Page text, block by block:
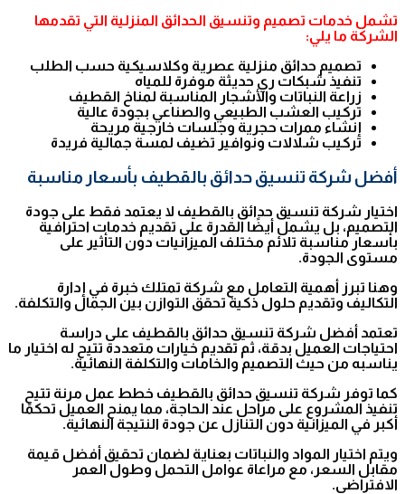
تشمل خدمات تصميم وتنسيق الحدائق المنزلية التي تقدمها
الشركة ما يلي:
تصميم حدائق منزلية عصرية وكلاسيكية حسب الطلب
تنفيذ شبكات ري حديثة موفرة للمياه
زراعة النباتات والأشجار المناسبة لمناخ القطيف
تركيب العشب الطبيعي والصناعي بجودة عالية
إنشاء ممرات حجرية وجلسات خارجية مريحة
تركيب شلالات ونوافير تضيف لمسة جمالية فريدة
أفضل شركة تنسيق حدائق بالقطيف بأسعار مناسبة
اختيار شركة تنسيق حدائق بالقطيف لا يعتمد فقط على جودة
التصميم، بل يشمل أيضًا القدرة على تقديم خدمات احترافية
بأسعار مناسبة تلائم مختلف الميزانيات دون التأثير على
مستوى الجودة.
وهنا تبرز أهمية التعامل مع شركة تمتلك خبرة في إدارة
التكاليف وتقديم حلول ذكية تحقق التوازن بين الجمال والتكلفة.
تعتمد أفضل شركة تنسيق حدائق بالقطيف على دراسة
احتياجات العميل بدقة، ثم تقديم خيارات متعددة تتيح له اختيار ما
يناسبه من حيث التصميم والخامات والتكلفة النهائية.
كما توفر شركة تنسيق حدائق بالقطيف خطط عمل مرنة تتيح
تنفيذ المشروع على مراحل عند الحاجة، مما يمنح العميل تحكمًا
أكبر في الميزانية دون التنازل عن جودة النتيجة النهائية.
ويتم اختيار المواد والنباتات بعناية لضمان تحقيق أفضل قيمة
مقابل السعر، مع مراعاة عوامل التحمل وطول العمر
الافتراضي.